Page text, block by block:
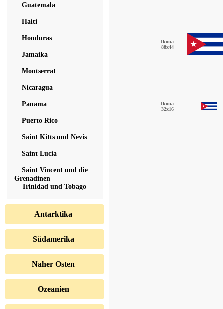
Guatemala
Haiti
Honduras
Jamaika
Montserrat
Nicaragua
Panama
Puerto Rico
Saint Kitts und Nevis
Saint Lucia
Saint Vincent und die
Grenadinen
Trinidad und Tobago
Antarktika
Südamerika
Naher Osten
Ozeanien
Ikona
88x44
Ikona
32x16